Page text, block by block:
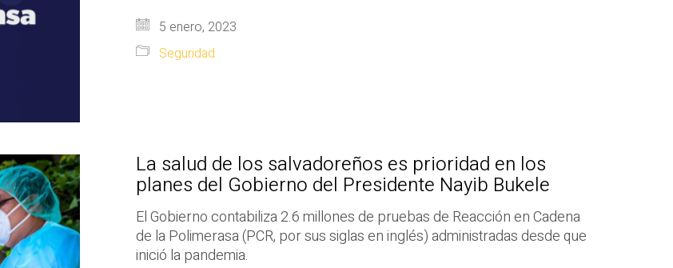
5 enero, 2023
Seguridad
La salud de los salvadoreños es prioridad en los
planes del Gobierno del Presidente Nayib Bukele
El Gobierno contabiliza 2.6 millones de pruebas de Reacción en Cadena
de la Polimerasa (PCR, por sus siglas en inglés) administradas desde que
inició la pandemia.